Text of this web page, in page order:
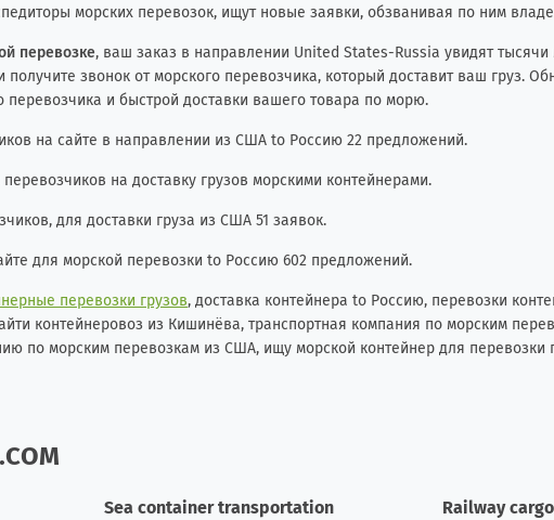
морских перевозок, ищут новые заявки, обзванивая по ним
перевозке, ваш заказ в направлении United States-Russia увидят
звонок от морского перевозчика, который доставит ваш груз.
перевозчика и быстрой доставки вашего товара по морю.
на сайте в направлении из США to Россию 22 предложений.
на доставку грузов морскими контейнерами.
для доставки груза из США 51 заявок.
для морской перевозки to Россию 602 предложений.
перевозки грузов, доставка контейнера to Россию, перевозки
контейнеровоз из Кишинёва, транспортная компания по морским
по морским перевозкам из США, ищу морской контейнер для перевозки
Sea container transportation Railway